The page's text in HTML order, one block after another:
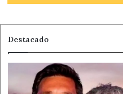
Destacado
Messi,